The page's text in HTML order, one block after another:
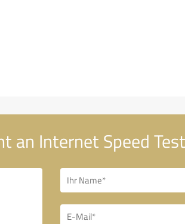
an Internet Speed